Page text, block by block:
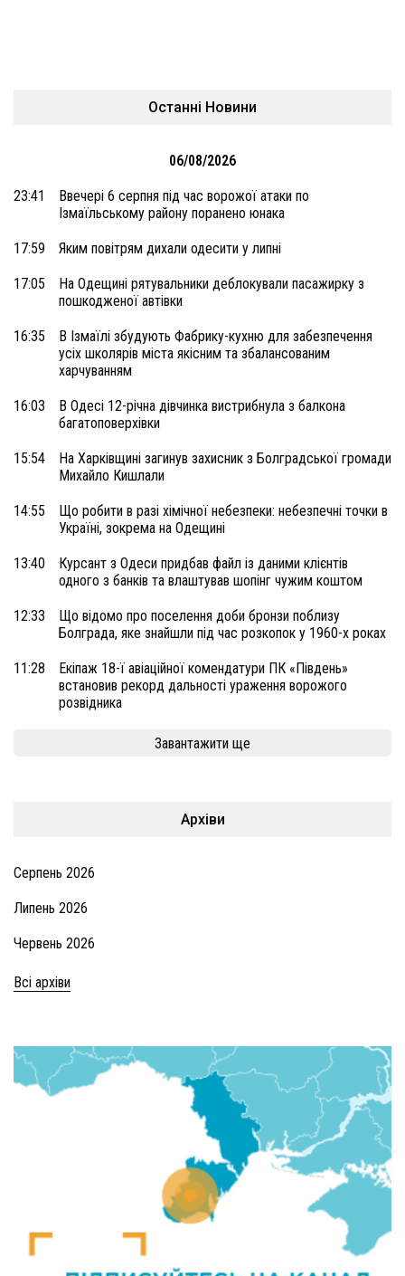
Останні Новини
06/08/2026
23:41
Ввечері 6 серпня під час ворожої атаки по
Ізмаїльському району поранено юнака
17:59 Яким повітрям дихали одесити у липні
17:05
На Одещині рятувальники деблокували пасажирку з
пошкодженої автівки
16:35
В Ізмаїлі збудують Фабрику-кухню для забезпечення
усіх школярів міста якісним та збалансованим
харчуванням
16:03
В Одесі 12-річна дівчинка вистрибнула з балкона
багатоповерхівки
15:54
На Харківщині загинув захисник з Болградської громади
Михайло Кишлали
14:55
Що робити в разі хімічної небезпеки: небезпечні точки в
Україні, зокрема на Одещині
13:40
Курсант з Одеси придбав файл із даними клієнтів
одного з банків та влаштував шопінг чужим коштом
12:33
Що відомо про поселення доби бронзи поблизу
Болграда, яке знайшли під час розкопок у 1960-х роках
11:28
Екіпаж 18-ї авіаційної комендатури ПК «Південь»
встановив рекорд дальності ураження ворожого
розвідника
Завантажити ще
Архіви
Серпень 2026
Липень 2026
Червень 2026
Всі архіви